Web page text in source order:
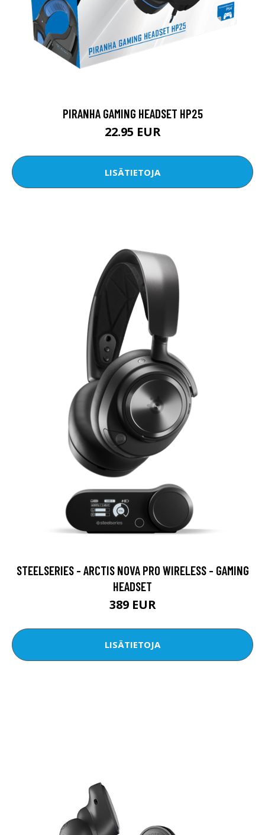
PIRANHA GAMING HEADSET HP25
22.95 EUR
LISÄTIETOJA
STEELSERIES - ARCTIS NOVA PRO WIRELESS - GAMING
HEADSET
389 EUR
LISÄTIETOJA